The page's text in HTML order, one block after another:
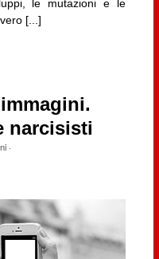
le mutazioni e le
[...]
narcisisti
·